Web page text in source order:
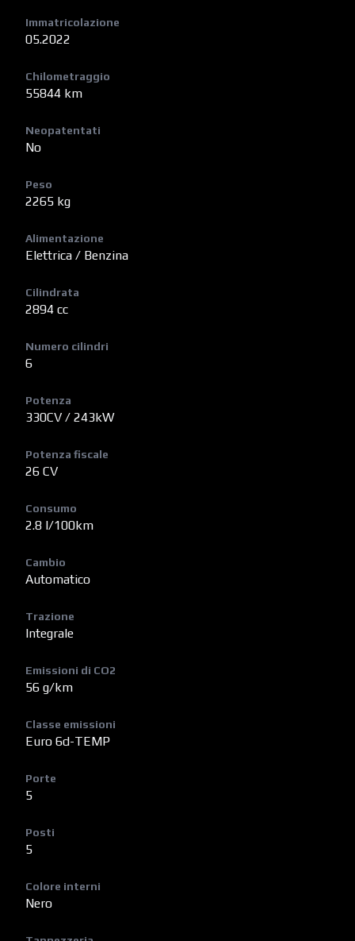
Immatricolazione
05.2022
Chilometraggio
55844 km
Neopatentati
No
Peso
2265 kg
Alimentazione
Elettrica / Benzina
Cilindrata
2894 cc
Numero cilindri
6
Potenza
330CV / 243kW
Potenza fiscale
26 CV
Consumo
2.8 l/100km
Cambio
Automatico
Trazione
Integrale
Emissioni di CO2
56 g/km
Classe emissioni
Euro 6d-TEMP
Porte
5
Posti
5
Colore interni
Nero